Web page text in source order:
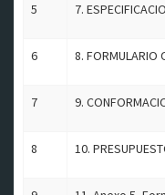
5 7.
6 8. FORMULARIO
7 9.
8 10.